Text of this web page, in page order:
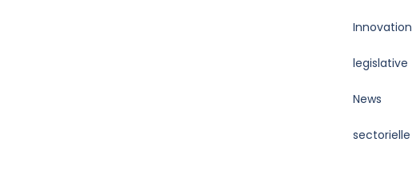
Innovation
legislative
News
sectorielle